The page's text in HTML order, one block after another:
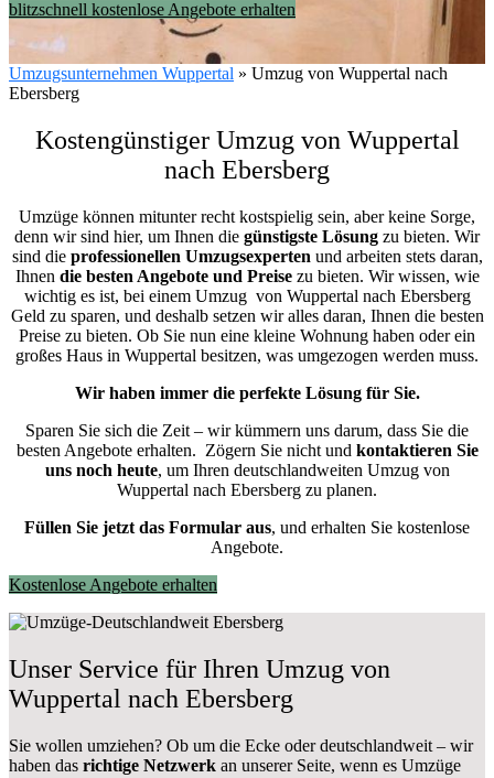
blitzschnell kostenlose Angebote erhalten
Umzugsunternehmen Wuppertal » Umzug von Wuppertal nach
Ebersberg
Kostengünstiger Umzug von Wuppertal
nach Ebersberg
Umzüge können mitunter recht kostspielig sein, aber keine Sorge,
denn wir sind hier, um Ihnen die günstigste Lösung zu bieten. Wir
sind die professionellen Umzugsexperten und arbeiten stets daran,
Ihnen die besten Angebote und Preisezu bieten. Wir wissen, wie
wichtig es ist, bei einem Umzug von Wuppertal nach Ebersberg
Geld zu sparen, und deshalb setzen wir alles daran, Ihnen die besten
Preise zu bieten. Ob Sie nun eine kleine Wohnung haben oder ein
großes Haus in Wuppertal besitzen, was umgezogen werden muss.
Wir haben immer die perfekte Lösung für Sie.
Sparen Sie sich die Zeit – wir kümmern uns darum, dass Sie die
besten Angebote erhalten. Zögern Sie nicht und kontaktieren Sie
uns noch heute, um Ihren deutschlandweiten Umzug von
Wuppertal nach Ebersberg zu planen.
Füllen Sie jetzt das Formular aus, und erhalten Sie kostenlose
Angebote.
Kostenlose Angebote erhalten
Unser Service für Ihren Umzug von
Wuppertal nach Ebersberg
Sie wollen umziehen? Ob um die Ecke oder deutschlandweit – wir
haben das richtige Netzwerk an unserer Seite, wenn es Umzüge